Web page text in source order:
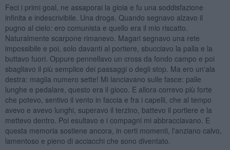
Feci i primi goal, ne assaporai la gioia e fu una soddisfazione
infinita e indescrivibile. Una droga. Quando segnavo alzavo il
pugno al cielo: ero comunista e quello era il mio riscatto.
Naturalmente scarpone rimanevo. Magari segnavo una rete
impossibile e poi, solo davanti al portiere, sbucciavo la palla e la
buttavo fuori. Oppure pennellavo un cross da fondo campo e poi
sbagliavo il più semplice dei passaggi o degli stop. Ma ero un'ala
destra: maglia numero sette! Mi lanciavano sulle fasce: palle
lunghe e pedalare, questo era il gioco. E allora correvo più forte
che potevo, sentivo il vento in faccia e fra i capelli, che al tempo
avevo e avevo lunghi, superavo il terzino, battevo il portiere e la
mettevo dentro. Poi esultavo e i compagni mi abbracciavano. E
questa memoria sostiene ancora, in certi momenti, l'anziano calvo,
lamentoso e pieno di acciacchi che sono diventato.